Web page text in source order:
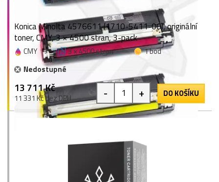
Konica Minolta 4576611 (1710-5411-00), originální
toner, CMY, 3 × 4500 stran, 3-pack
CMY 3 × 4500 stran
1 bod
Nedostupné
13 711 Kč
11 331 Kč bez DPH - + DO KOŠÍKU